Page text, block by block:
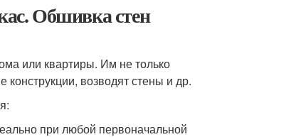
Обшивка стен
или квартиры. Им не только
возводят стены и др.
при любой первоначальной